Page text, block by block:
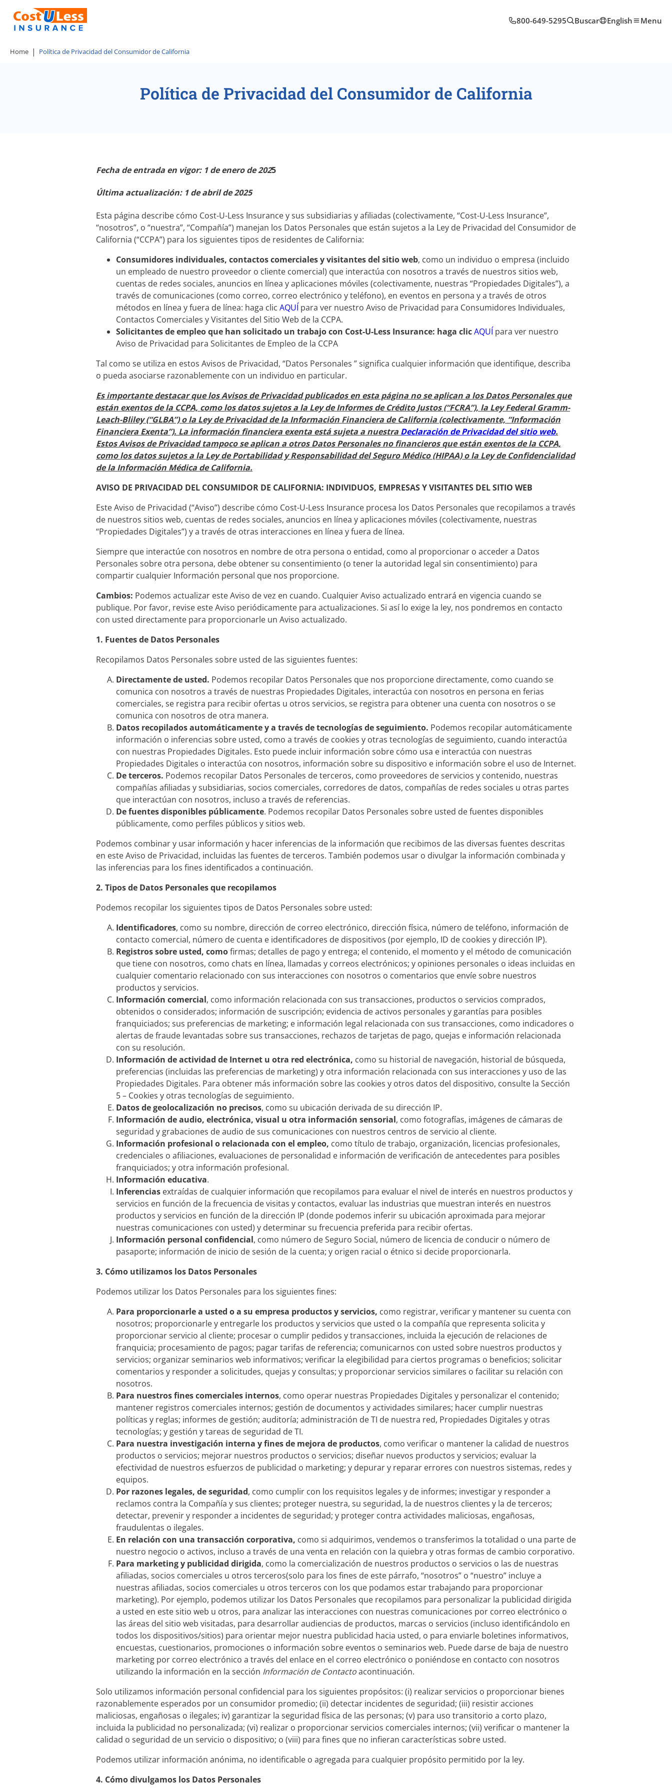
800-649-5295 Buscar English Menu
Home Política de Privacidad del Consumidor de California
Política de Privacidad del Consumidor de California
Fecha de entrada en vigor: 1 de enero de 2025
Última actualización: 1 de abril de 2025
Esta página describe cómo Cost-U-Less Insurance y sus subsidiarias y afiliadas (colectivamente, “Cost-U-Less Insurance”,
“nosotros”, o “nuestra”, “Compañía”) manejan los Datos Personales que están sujetos a la Ley de Privacidad del Consumidor de
California (“CCPA”) para los siguientes tipos de residentes de California:
Consumidores individuales, contactos comerciales y visitantes del sitioweb, como un individuo o empresa (incluido
un empleado de nuestro proveedor o cliente comercial) que interactúa con nosotros a través de nuestros sitios web,
cuentas de redes sociales, anuncios en línea y aplicaciones móviles (colectivamente, nuestras “Propiedades Digitales”), a
través de comunicaciones (como correo, correo electrónico y teléfono), en eventos en persona y a través de otros
métodos en línea y fuera de línea: haga clic AQUÍ para ver nuestro Aviso de Privacidad para Consumidores Individuales,
Contactos Comerciales y Visitantes del Sitio Web de la CCPA.
Solicitantes de empleo que han solicitado un trabajo con Cost-U-Less Insurance: haga clicAQUÍ para ver nuestro
Aviso de Privacidad para Solicitantes de Empleo de la CCPA
Tal como se utiliza en estos Avisos de Privacidad, “Datos Personales ” significa cualquier información que identifique, describa
o pueda asociarse razonablemente con un individuo en particular.
Es importante destacar que los Avisos de Privacidad publicados en esta página no se aplican a los Datos Personales que
están exentos de la CCPA, como los datos sujetos a la Ley de Informes de Crédito Justos (“FCRA”), la Ley Federal Gramm-
Leach-Bliley (“GLBA”) o la Ley de Privacidad de la Información Financiera de California (colectivamente, “Información
Financiera Exenta”). La información financiera exenta está sujeta a nuestra Declaración de Privacidad del sitio web.
Estos Avisos de Privacidad tampoco se aplican a otros Datos Personales no financieros que están exentos de la CCPA,
como los datos sujetos a la Ley de Portabilidad y Responsabilidad del Seguro Médico (HIPAA) o la Ley de Confidencialidad
de la Información Médica de California.
AVISO DE PRIVACIDAD DEL CONSUMIDOR DE CALIFORNIA: INDIVIDUOS, EMPRESAS Y VISITANTES DEL SITIO WEB
Este Aviso de Privacidad (“Aviso”) describe cómo Cost-U-Less Insurance procesa los Datos Personales que recopilamos a través
de nuestros sitios web, cuentas de redes sociales, anuncios en línea y aplicaciones móviles (colectivamente, nuestras
“Propiedades Digitales”) y a través de otras interacciones en línea y fuera de línea.
Siempre que interactúe con nosotros en nombre de otra persona o entidad, como al proporcionar o acceder a Datos
Personales sobre otra persona, debe obtener su consentimiento (o tener la autoridad legal sin consentimiento) para
compartir cualquier Información personal que nos proporcione.
Cambios: Podemos actualizar este Aviso de vez en cuando. Cualquier Aviso actualizado entrará en vigencia cuando se
publique. Por favor, revise este Aviso periódicamente para actualizaciones. Si así lo exige la ley, nos pondremos en contacto
con usted directamente para proporcionarle un Aviso actualizado.
1. Fuentes de Datos Personales
Recopilamos Datos Personales sobre usted de las siguientes fuentes:
Directamente de usted. Podemos recopilar Datos Personales que nos proporcione directamente, como cuando se
comunica con nosotros a través de nuestras Propiedades Digitales, interactúa con nosotros en persona en ferias
comerciales, se registra para recibir ofertas u otros servicios, se registra para obtener una cuenta con nosotros o se
comunica con nosotros de otra manera.
Datos recopilados automáticamente y a través de tecnologías de seguimiento. Podemos recopilar automáticamente
información o inferencias sobre usted, como a través de cookies y otras tecnologías de seguimiento, cuando interactúa
con nuestras Propiedades Digitales. Esto puede incluir información sobre cómo usa e interactúa con nuestras
Propiedades Digitales o interactúa con nosotros, información sobre su dispositivo e información sobre el uso de Internet.
De terceros. Podemos recopilar Datos Personales de terceros, como proveedores de servicios y contenido, nuestras
compañías afiliadas y subsidiarias, socios comerciales, corredores de datos, compañías de redes sociales u otras partes
que interactúan con nosotros, incluso a través de referencias.
De fuentes disponibles públicamente. Podemos recopilar Datos Personales sobre usted de fuentes disponibles
públicamente, como perfiles públicos y sitios web.
Podemos combinar y usar información y hacer inferencias de la información que recibimos de las diversas fuentes descritas
en este Aviso de Privacidad, incluidas las fuentes de terceros. También podemos usar o divulgar la información combinada y
las inferencias para los fines identificados a continuación.
2. Tipos de Datos Personales que recopilamos
Podemos recopilar los siguientes tipos de Datos Personales sobre usted:
Identificadores, como su nombre, dirección de correo electrónico, dirección física, número de teléfono, información de
contacto comercial, número de cuenta e identificadores de dispositivos (por ejemplo, ID de cookies y dirección IP).
Registros sobre usted, comofirmas; detalles de pago y entrega; el contenido, el momento y el método de comunicación
que tiene con nosotros, como chats en línea, llamadas y correos electrónicos; y opiniones personales o ideas incluidas en
cualquier comentario relacionado con sus interacciones con nosotros o comentarios que envíe sobre nuestros
productos y servicios.
Información comercial, como información relacionada con sus transacciones, productos o servicios comprados,
obtenidos o considerados; información de suscripción; evidencia de activos personales y garantías para posibles
franquiciados; sus preferencias de marketing; e información legal relacionada con sus transacciones, como indicadores o
alertas de fraude levantadas sobre sus transacciones, rechazos de tarjetas de pago, quejas e información relacionada
con su resolución.
Información de actividad de Internet u otra red electrónica, como su historial de navegación, historial de búsqueda,
preferencias (incluidas las preferencias de marketing) y otra información relacionada con sus interacciones y uso de las
Propiedades Digitales. Para obtener más información sobre las cookies y otros datos del dispositivo, consulte la Sección
5 – Cookies y otras tecnologías de seguimiento.
Datos de geolocalización no precisos, como su ubicación derivada de su dirección IP.
Información de audio, electrónica, visual u otra información sensorial, como fotografías, imágenes de cámaras de
seguridad y grabaciones de audio de sus comunicaciones con nuestros centros de servicio al cliente.
Información profesional o relacionada con el empleo, como título de trabajo, organización, licencias profesionales,
credenciales o afiliaciones, evaluaciones de personalidad e información de verificación de antecedentes para posibles
franquiciados; y otra información profesional.
Información educativa.
Inferencias extraídas de cualquier información que recopilamos para evaluar el nivel de interés en nuestros productos y
servicios en función de la frecuencia de visitas y contactos, evaluar las industrias que muestran interés en nuestros
productos y servicios en función de la dirección IP (donde podemos inferir su ubicación aproximada para mejorar
nuestras comunicaciones con usted) y determinar su frecuencia preferida para recibir ofertas.
Información personal confidencial, como número de Seguro Social, número de licencia de conducir o número de
pasaporte; información de inicio de sesión de la cuenta; y origen racial o étnico si decide proporcionarla.
3. Cómo utilizamos los Datos Personales
Podemos utilizar los Datos Personales para los siguientes fines:
Para proporcionarle a usted o a su empresa productos y servicios, como registrar, verificar y mantener su cuenta con
nosotros; proporcionarle y entregarle los productos y servicios que usted o la compañía que representa solicita y
proporcionar servicio al cliente; procesar o cumplir pedidos y transacciones, incluida la ejecución de relaciones de
franquicia; procesamiento de pagos; pagar tarifas de referencia; comunicarnos con usted sobre nuestros productos y
servicios; organizar seminarios web informativos; verificar la elegibilidad para ciertos programas o beneficios; solicitar
comentarios y responder a solicitudes, quejas y consultas; y proporcionar servicios similares o facilitar su relación con
nosotros.
Para nuestros fines comerciales internos, como operar nuestras Propiedades Digitales y personalizar el contenido;
mantener registros comerciales internos; gestión de documentos y actividades similares; hacer cumplir nuestras
políticas y reglas; informes de gestión; auditoría; administración de TI de nuestra red, Propiedades Digitales y otras
tecnologías; y gestión y tareas de seguridad de TI.
Para nuestra investigación interna y fines de mejora de productos, como verificar o mantener la calidad de nuestros
productos o servicios; mejorar nuestros productos o servicios; diseñar nuevos productos y servicios; evaluar la
efectividad de nuestros esfuerzos de publicidad o marketing; y depurar y reparar errores con nuestros sistemas, redes y
equipos.
Por razones legales, de seguridad, como cumplir con los requisitos legales y de informes; investigar y responder a
reclamos contra la Compañía y sus clientes; proteger nuestra, su seguridad, la de nuestros clientes y la de terceros;
detectar, prevenir y responder a incidentes de seguridad; y proteger contra actividades maliciosas, engañosas,
fraudulentas o ilegales.
En relación con una transacción corporativa, como si adquirimos, vendemos o transferimos la totalidad o una parte de
nuestro negocio o activos, incluso a través de una venta en relación con la quiebra y otras formas de cambio corporativo.
Para marketing y publicidad dirigida, como la comercialización de nuestros productos o servicios o las de nuestras
afiliadas, socios comerciales u otros terceros(solo para los fines de este párrafo, “nosotros” o “nuestro” incluye a
nuestras afiliadas, socios comerciales u otros terceros con los que podamos estar trabajando para proporcionar
marketing). Por ejemplo, podemos utilizar los Datos Personales que recopilamos para personalizar la publicidad dirigida
a usted en este sitio web u otros, para analizar las interacciones con nuestras comunicaciones por correo electrónico o
las áreas del sitio web visitadas, para desarrollar audiencias de productos, marcas o servicios (incluso identificándolo en
todos los dispositivos/sitios) para orientar mejor nuestra publicidad hacia usted, o para enviarle boletines informativos,
encuestas, cuestionarios, promociones o información sobre eventos o seminarios web. Puede darse de baja de nuestro
marketing por correo electrónico a través del enlace en el correo electrónico o poniéndose en contacto con nosotros
utilizando la información en la sección Información de Contactoacontinuación.
Solo utilizamos información personal confidencial para los siguientes propósitos: (i) realizar servicios o proporcionar bienes
razonablemente esperados por un consumidor promedio; (ii) detectar incidentes de seguridad; (iii) resistir acciones
maliciosas, engañosas o ilegales; iv) garantizar la seguridad física de las personas; (v) para uso transitorio a corto plazo,
incluida la publicidad no personalizada; (vi) realizar o proporcionar servicios comerciales internos; (vii) verificar o mantener la
calidad o seguridad de un servicio o dispositivo; o (viii) para fines que no infieran características sobre usted.
Podemos utilizar información anónima, no identificable o agregada para cualquier propósito permitido por la ley.
4. Cómo divulgamos los Datos Personales